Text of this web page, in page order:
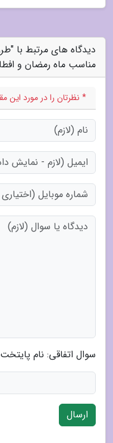
مناسب ماه رمضان و
* نظرتان را در مورد این
سوال اتفاقی: نام
ارسال